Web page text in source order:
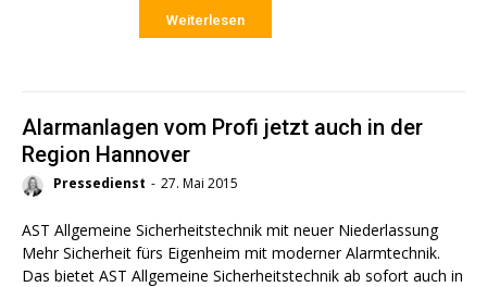
Weiterlesen
Alarmanlagen vom Profi jetzt auch in der
Region Hannover
Pressedienst - 27. Mai 2015
AST Allgemeine Sicherheitstechnik mit neuer Niederlassung
Mehr Sicherheit fürs Eigenheim mit moderner Alarmtechnik.
Das bietet AST Allgemeine Sicherheitstechnik ab sofort auch in